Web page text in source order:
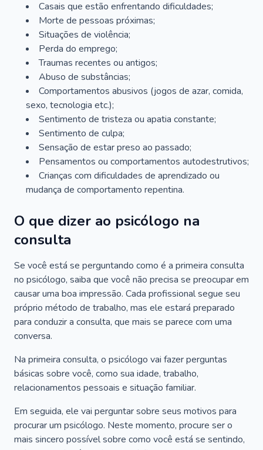
Casais que estão enfrentando dificuldades;
Morte de pessoas próximas;
Situações de violência;
Perda do emprego;
Traumas recentes ou antigos;
Abuso de substâncias;
Comportamentos abusivos (jogos de azar, comida,
sexo, tecnologia etc.);
Sentimento de tristeza ou apatia constante;
Sentimento de culpa;
Sensação de estar preso ao passado;
Pensamentos ou comportamentos autodestrutivos;
Crianças com dificuldades de aprendizado ou
mudança de comportamento repentina.
O que dizer ao psicólogo na
consulta
Se você está se perguntando como é a primeira consulta
no psicólogo, saiba que você não precisa se preocupar em
causar uma boa impressão. Cada profissional segue seu
próprio método de trabalho, mas ele estará preparado
para conduzir a consulta, que mais se parece com uma
conversa.
Na primeira consulta, o psicólogo vai fazer perguntas
básicas sobre você, como sua idade, trabalho,
relacionamentos pessoais e situação familiar.
Em seguida, ele vai perguntar sobre seus motivos para
procurar um psicólogo. Neste momento, procure ser o
mais sincero possível sobre como você está se sentindo,